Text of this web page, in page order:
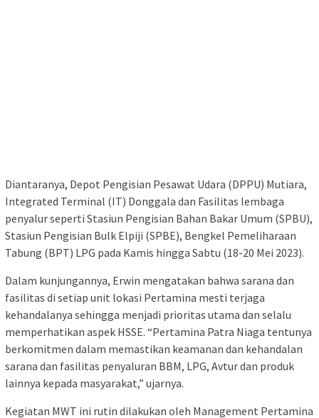
Diantaranya, Depot Pengisian Pesawat Udara (DPPU) Mutiara,
Integrated Terminal (IT) Donggala dan Fasilitas lembaga
penyalur seperti Stasiun Pengisian Bahan Bakar Umum (SPBU),
Stasiun Pengisian Bulk Elpiji (SPBE), Bengkel Pemeliharaan
Tabung (BPT) LPG pada Kamis hingga Sabtu (18-20 Mei 2023).
Dalam kunjungannya, Erwin mengatakan bahwa sarana dan
fasilitas di setiap unit lokasi Pertamina mesti terjaga
kehandalanya sehingga menjadi prioritas utama dan selalu
memperhatikan aspek HSSE. “Pertamina Patra Niaga tentunya
berkomitmen dalam memastikan keamanan dan kehandalan
sarana dan fasilitas penyaluran BBM, LPG, Avtur dan produk
lainnya kepada masyarakat,” ujarnya.
Kegiatan MWT ini rutin dilakukan oleh Management Pertamina